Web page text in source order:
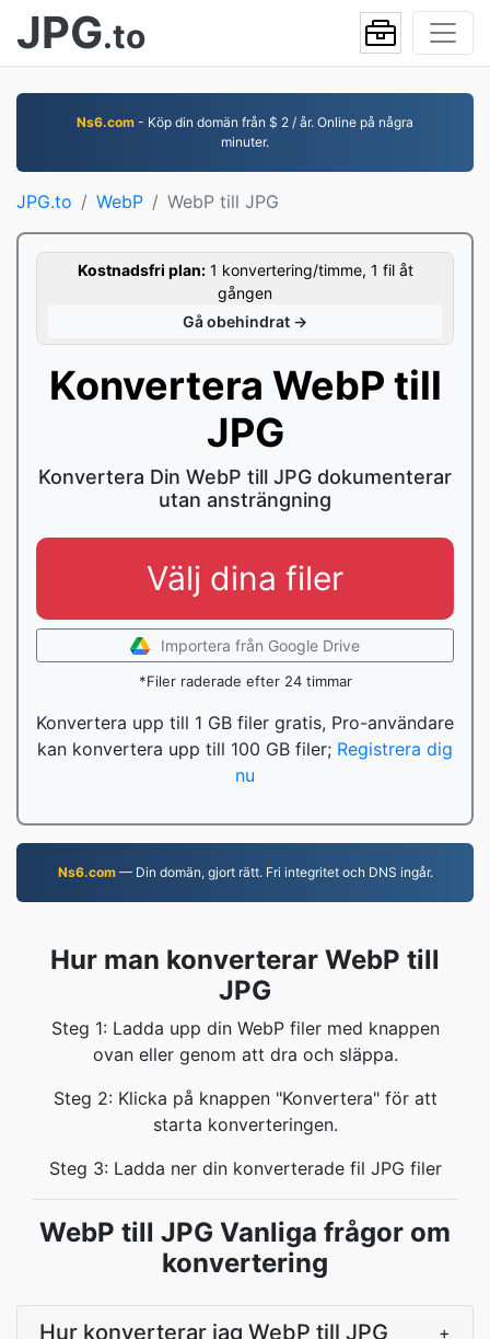
JPG.to
Ns6.com - Köp din domän från $ 2 / år. Online på några
minuter.
JPG.to WebP WebP till JPG
Kostnadsfri plan:1 konvertering/timme, 1 fil åt
gången
Gå obehindrat →
Konvertera WebP till
JPG
Konvertera Din WebP till JPG dokumenterar
utan ansträngning
Välj dina filer
Importera från Google Drive
*Filer raderade efter 24 timmar
Konvertera upp till 1 GB filer gratis, Pro-användare
kan konvertera upp till 100 GB filer; Registrera dig
nu
Ns6.com— Din domän, gjort rätt. Fri integritet och DNS ingår.
Hur man konverterar WebP till
JPG
Steg 1: Ladda upp din WebP filer med knappen
ovan eller genom att dra och släppa.
Steg 2: Klicka på knappen "Konvertera" för att
starta konverteringen.
Steg 3: Ladda ner din konverterade fil JPG filer
WebP till JPG Vanliga frågor om
konvertering
Hur konverterar jag WebP till JPG
+